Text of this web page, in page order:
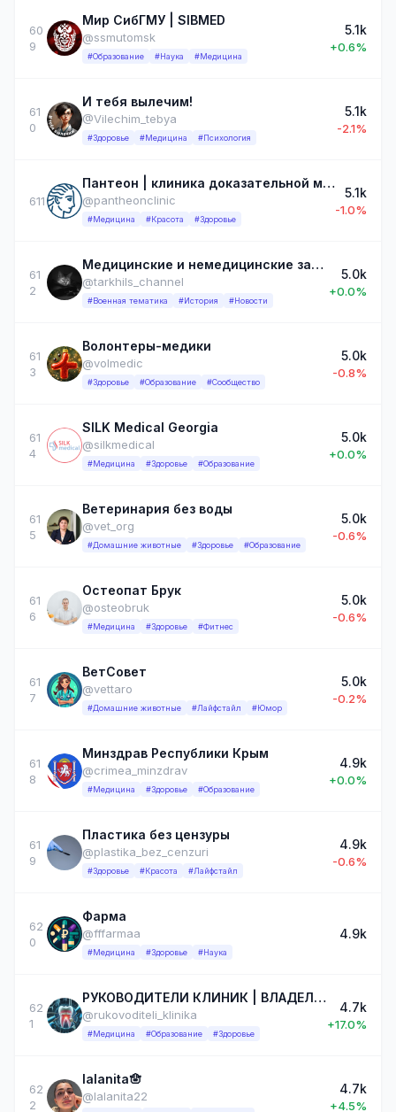
60
9
Мир СибГМУ | SIBMED
@ssmutomsk
#Образование #Наука #Медицина
5.1k
+0.6%
61
0
И тебя вылечим!
@Vilechim_tebya
#Здоровье #Медицина #Психология
5.1k
-2.1%
611
Пантеон | клиника доказательной медицины
@pantheonclinic
#Медицина #Красота #Здоровье
5.1k
-1.0%
61
2
Медицинские и немедицинские записки
@tarkhils_channel
#Военная тематика #История #Новости
5.0k
+0.0%
61
3
Волонтеры-медики
@volmedic
#Здоровье #Образование #Сообщество
5.0k
-0.8%
61
4
SILK Medical Georgia
@silkmedical
#Медицина #Здоровье #Образование
5.0k
+0.0%
61
5
Ветеринария без воды
@vet_org
#Домашние животные #Здоровье #Образование
5.0k
-0.6%
61
6
Остеопат Брук
@osteobruk
#Медицина #Здоровье #Фитнес
5.0k
-0.6%
61
7
ВетСовет
@vettaro
#Домашние животные #Лайфстайл #Юмор
5.0k
-0.2%
61
8
Минздрав Республики Крым
@crimea_minzdrav
#Медицина #Здоровье #Образование
4.9k
+0.0%
61
9
Пластика без цензуры
@plastika_bez_cenzuri
#Здоровье #Красота #Лайфстайл
4.9k
-0.6%
62
0
Фарма
@fffarmaa
#Медицина #Здоровье #Наука
4.9k
62
1
РУКОВОДИТЕЛИ КЛИНИК | ВЛАДЕЛЬЦЫ КЛИНИК
@rukovoditeli_klinika
#Медицина #Образование #Здоровье
4.7k
+17.0%
62
2
lalanita🪬
@lalanita22
4.7k
+4.5%